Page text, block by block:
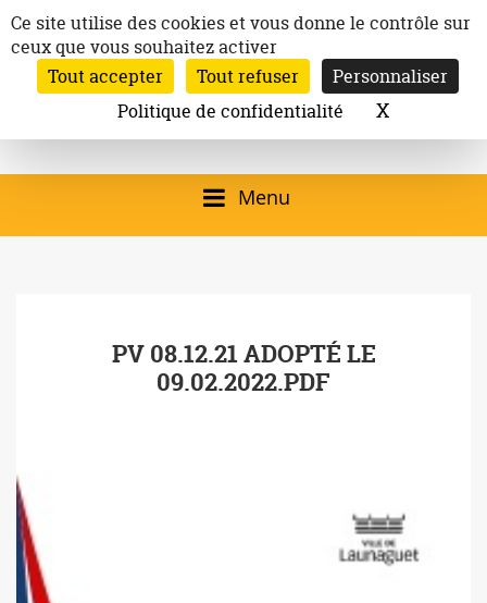
au
contenu
Ville de
Launaguet
Site officiel de la
Mairie de
Launaguet (31140)
qui présente la ville,
programmation
culturelle, la vie
Inscription à la newsletter
Email:
Rechercher
Menu
PV 08.12.21 ADOPTÉ LE
09.02.2022.PDF
Panneau de gestion des cookies
Ce site utilise des cookies et vous donne le contrôle sur
ceux que vous souhaitez activer
Tout accepter
Tout refuser
Personnaliser
Politique de confidentialité
XMasquer